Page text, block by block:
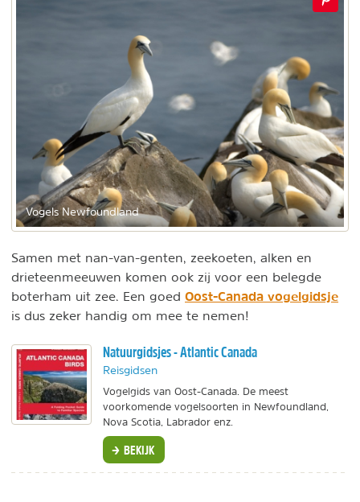
Vogels Newfoundland
Samen met nan-van-genten, zeekoeten, alken en
drieteenmeeuwen komen ook zij voor een belegde
boterham uit zee. Een goed Oost-Canada vogelgidsje
is dus zeker handig om mee te nemen!
Natuurgidsjes - Atlantic Canada
Reisgidsen
Vogelgids van Oost-Canada. De meest
voorkomende vogelsoorten in Newfoundland,
Nova Scotia, Labrador enz.
BEKIJK